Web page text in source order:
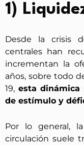
1)
Desde la crisis
centrales han
incrementan la
años, sobre todo
19, esta dinámica
de estímulo y
Por lo general,
circulación suele